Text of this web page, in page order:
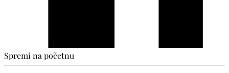
Spremi na početnu